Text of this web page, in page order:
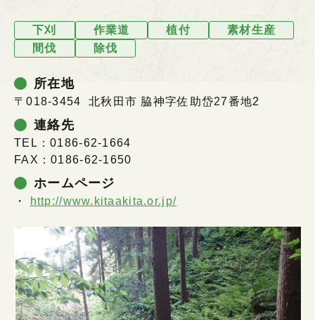
下刈 作業道 植付
素材生産
間伐
除伐
所在地
〒018-3454 北秋田市 脇神字佐助岱27番地2
連絡先
TEL：0186-62-1664
FAX：0186-62-1650
ホームページ
http://www.kitaakita.or.jp/